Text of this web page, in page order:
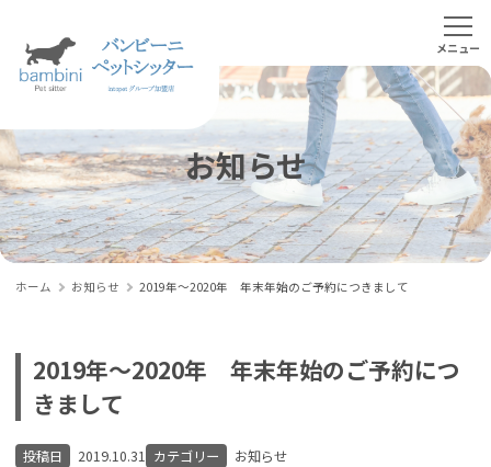
お知らせ
ホーム お知らせ 2019年～2020年 年末年始のご予約につきまして
2019年～2020年 年末年始のご予約につ
きまして
投稿日 2019.10.31 カテゴリー お知らせ